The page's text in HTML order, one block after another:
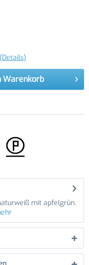
(Details)
Warenkorb
mit apfelgrün.